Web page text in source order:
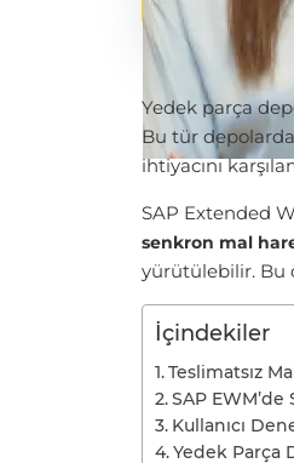
Yedek parça
Bu tür
ihtiyacını
SAP Extended
senkron mal
yürütülebilir. Bu
İçindekiler
Teslimatsız
SAP
Kullanıcı
Yedek Parça